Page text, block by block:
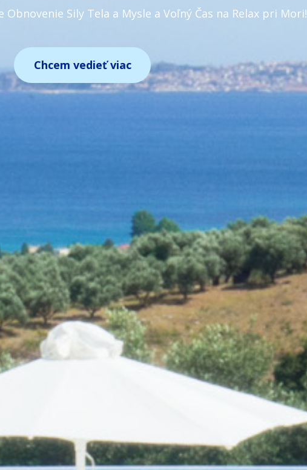
Obnovenie Sily Tela a Mysle a Voľný Čas na Relax pri Mori!
Chcem vedieť viac